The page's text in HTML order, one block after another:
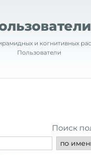
и когнитивных
Пользователи
Поиск